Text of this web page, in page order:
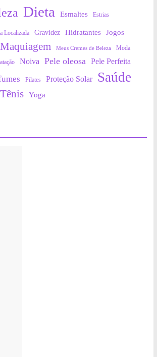
Dieta Esmaltes Estrias
Localizada Gravidez Hidratantes Jogos
Maquiagem Meus Cremes de Beleza Moda
Noiva Pele oleosa Pele Perfeita
Pilates Proteção Solar Saúde
Tênis Yoga